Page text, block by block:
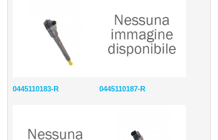
0445110183-R 0445110187-R